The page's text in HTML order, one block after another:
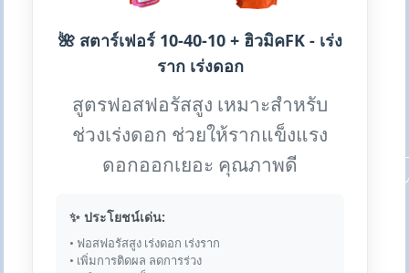
🌺 สตาร์เฟอร์ 10-40-10 + ฮิวมิคFK - เร่ง
ราก เร่งดอก
สูตรฟอสฟอรัสสูง เหมาะสำหรับ
ช่วงเร่งดอก ช่วยให้รากแข็งแรง
ดอกออกเยอะ คุณภาพดี
✨ ประโยชน์เด่น:
• ฟอสฟอรัสสูง เร่งดอก เร่งราก
• เพิ่มการติดผล ลดการร่วง